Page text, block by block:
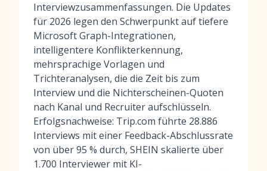
Interviewzusammenfassungen. Die Updates
für 2026 legen den Schwerpunkt auf tiefere
Microsoft Graph-Integrationen,
intelligentere Konflikterkennung,
mehrsprachige Vorlagen und
Trichteranalysen, die die Zeit bis zum
Interview und die Nichterscheinen-Quoten
nach Kanal und Recruiter aufschlüsseln.
Erfolgsnachweise: Trip.com führte 28.886
Interviews mit einer Feedback-Abschlussrate
von über 95 % durch, SHEIN skalierte über
1.700 Interviewer mit KI-